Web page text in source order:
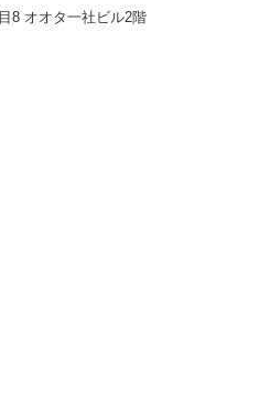
8 オオタ一社ビル2階